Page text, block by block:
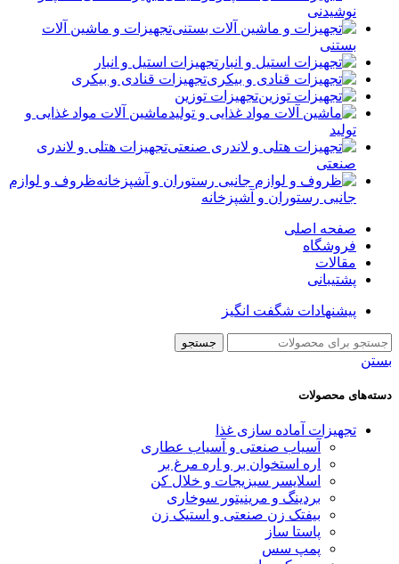
نوشیدنی
تجهیزات و ماشین آلات
بستنی
تجهیزات استیل و انبار
تجهیزات قنادی و بیکری
تجهیزات توزین
ماشین آلات مواد غذایی و
تولید
تجهیزات هتلی و لاندری
صنعتی
ظروف و لوازم
جانبی رستوران و آشپزخانه
صفحه اصلی
فروشگاه
مقالات
پشتیبانی
پیشنهادات شگفت انگیز
جستجو
بستن
دسته‌های محصولات
تجهیزات آماده سازی غذا
آسیاب صنعتی و آسیاب عطاری
اره استخوان بر و اره مرغ بر
اسلایسر سبزیجات و خلال کن
بردینگ و مرینیتور سوخاری
بیفتک زن صنعتی و استیک زن
پاستا ساز
پمپ سس